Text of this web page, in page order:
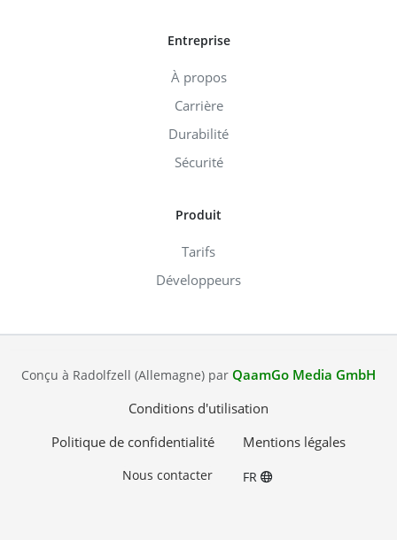
Entreprise
À propos
Carrière
Durabilité
Sécurité
Produit
Tarifs
Développeurs
Conçu à Radolfzell (Allemagne) par QaamGo Media GmbH
Conditions d'utilisation
Politique de confidentialité
Mentions légales
Nous contacter FR